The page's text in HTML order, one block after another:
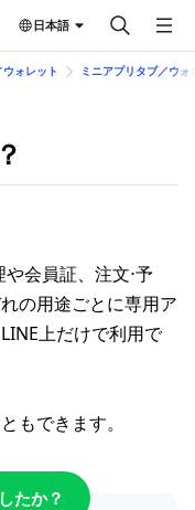
日本語
ォレット ミニアプリタブ／ウォ
会員証、注文⋅予
の用途ごとに専用ア
上だけで利用で
もできます。
たか？